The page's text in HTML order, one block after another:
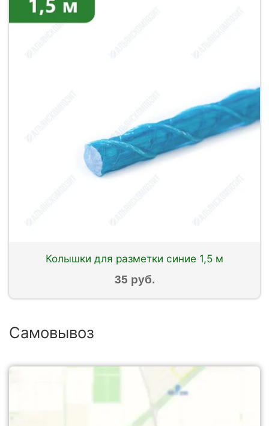
Колышки для разметки синие 1,5 м
35 руб.
Самовывоз